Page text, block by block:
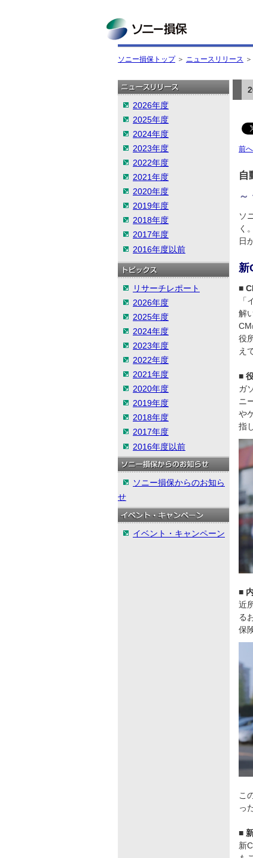
ソニー損保トップ＞ ニュースリリース ＞
2026年度
2025年度
2024年度
2023年度
2022年度
2021年度
2020年度
2019年度
2018年度
2017年度
2016年度以前
リサーチレポート
2026年度
2025年度
2024年度
2023年度
2022年度
2021年度
2020年度
2019年度
2018年度
2017年度
2016年度以前
ソニー損保からのお知ら
せ
イベント・キャンペーン
前へ
自
～
ソ
く
日
新
■
解
役
え
■
ガ
ニ
や
指
■
近
る
保
こ
っ
■
新